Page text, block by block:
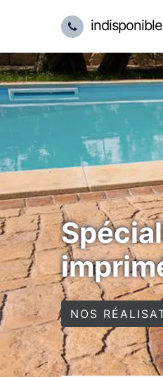
indisponible
NOS